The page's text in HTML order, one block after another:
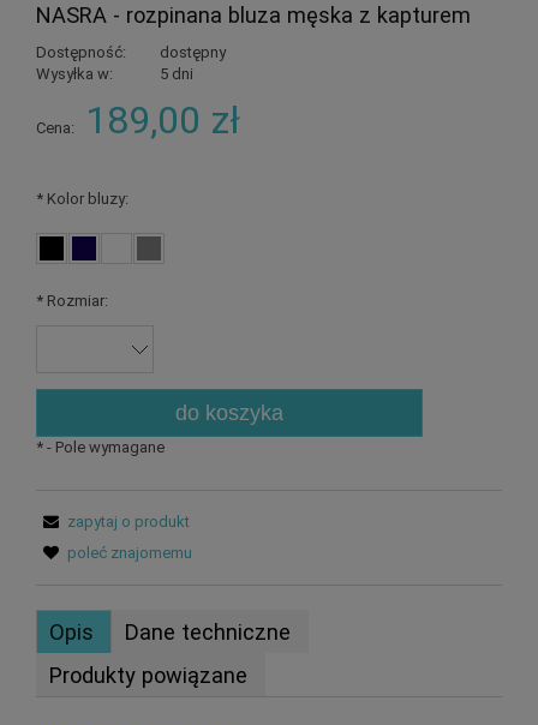
NASRA - rozpinana bluza męska z kapturem
Dostępność:
dostępny
Wysyłka w:
5 dni
Cena: 189,00 zł
*Kolor bluzy:
*Rozmiar:
do koszyka
*- Pole wymagane
zapytaj o produkt
poleć znajomemu
Opis
Dane techniczne
Produkty powiązane